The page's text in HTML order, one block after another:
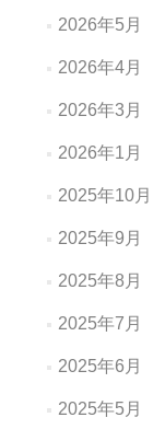
2026年5月
2026年4月
2026年3月
2026年1月
2025年10月
2025年9月
2025年8月
2025年7月
2025年6月
2025年5月